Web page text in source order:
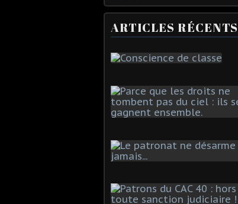
ARTICLES RÉCENTS